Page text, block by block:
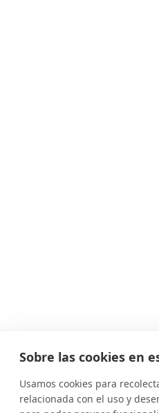
Sobre las cookies en
Usamos cookies para
relacionada con el uso y